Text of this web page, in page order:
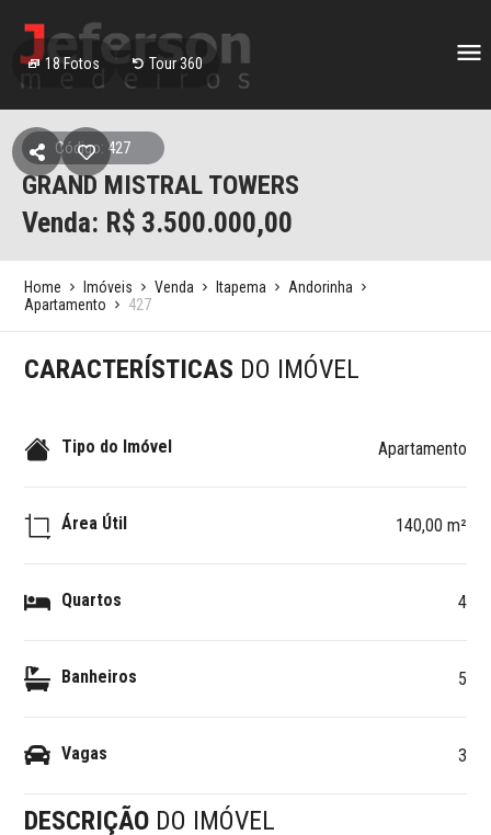
18 Fotos Tour 360
Código: 427
GRAND MISTRAL TOWERS
Venda: R$ 3.500.000,00
Home Imóveis Venda Itapema
Andorinha
Apartamento
427
CARACTERÍSTICAS DO IMÓVEL
Tipo do Imóvel Apartamento
Área Útil 140,00 m²
Quartos 4
Banheiros 5
Vagas 3
DESCRIÇÃO DO IMÓVEL